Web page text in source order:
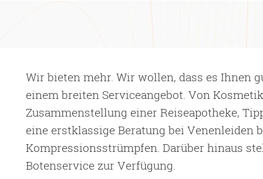
Wir bieten mehr. Wir wollen, dass es Ihnen
einem breiten Serviceangebot. Von
Zusammenstellung einer Reiseapotheke,
eine erstklassige Beratung bei Venenleiden
Kompressionsstrümpfen. Darüber hinaus
Botenservice zur Verfügung.